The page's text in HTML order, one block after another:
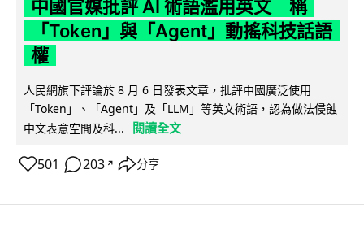
中國官媒批評 AI 術語濫用英文 稱
「Token」與「Agent」動搖科技話語
權
人民網旗下評論於 8 月 6 日發表文章，批評中國廣泛使用
「Token」、「Agent」及「LLM」等英文術語，認為做法侵蝕
中文表意空間及科...
閱讀全文
501 203 ↗ 分享